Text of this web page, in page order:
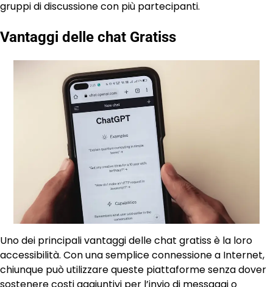
gruppi di discussione con più partecipanti.
Vantaggi delle chat Gratiss
Uno dei principali vantaggi delle chat gratiss è la loro
accessibilità. Con una semplice connessione a Internet,
chiunque può utilizzare queste piattaforme senza dover
sostenere costi aggiuntivi per l’invio di messaggi o